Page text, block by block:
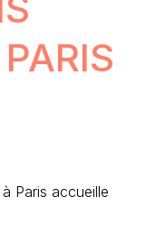
Paris accueille